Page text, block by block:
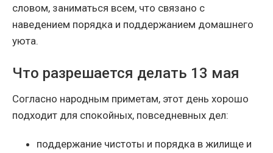
словом, заниматься всем, что связано с
наведением порядка и поддержанием домашнего
уюта.
Что разрешается делать 13 мая
Согласно народным приметам, этот день хорошо
подходит для спокойных, повседневных дел:
поддержание чистоты и порядка в жилище и